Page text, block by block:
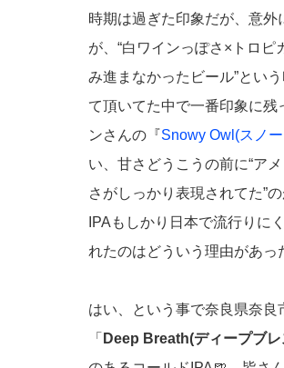
時期は過ぎた印象だが、意
が、“白ワインっぽさ×トロ
み進まなかったビール”とい
て頂いてた中で一番印象に
ンさんの『Snowy Owl(スノ
い、甘さどうこうの前に“ア
さがしっかり表現されてた”
IPAもしかり日本で流行りに
れたのはどういう理由があっ
はい、という事で奈良県奈
「 Deep Breath(ディープブレ